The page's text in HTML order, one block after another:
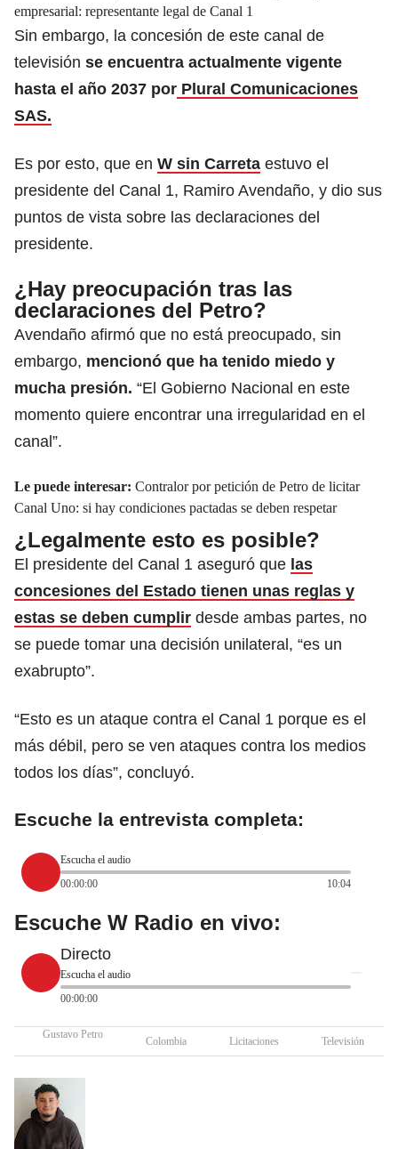
empresarial: representante legal de Canal 1
Sin embargo, la concesión de este canal de
televisión se encuentra actualmente vigente
hasta el año 2037 por Plural Comunicaciones
SAS.
Es por esto, que en W sin Carreta estuvo el
presidente del Canal 1, Ramiro Avendaño, y dio sus
puntos de vista sobre las declaraciones del
presidente.
¿Hay preocupación tras las
declaraciones del Petro?
Avendaño afirmó que no está preocupado, sin
embargo, mencionó que ha tenido miedo y
mucha presión. “El Gobierno Nacional en este
momento quiere encontrar una irregularidad en el
canal”.
Le puede interesar: Contralor por petición de Petro de licitar
Canal Uno: si hay condiciones pactadas se deben respetar
¿Legalmente esto es posible?
El presidente del Canal 1 aseguró que las
concesiones del Estado tienen unas reglas y
estas se deben cumplir desde ambas partes, no
se puede tomar una decisión unilateral, “es un
exabrupto”.
“Esto es un ataque contra el Canal 1 porque es el
más débil, pero se ven ataques contra los medios
todos los días”, concluyó.
Escuche la entrevista completa:
Escucha el audio
00:00:00
10:04
Escuche W Radio en vivo:
Directo
Escucha el audio
00:00:00
Gustavo Petro
Colombia Licitaciones Televisión